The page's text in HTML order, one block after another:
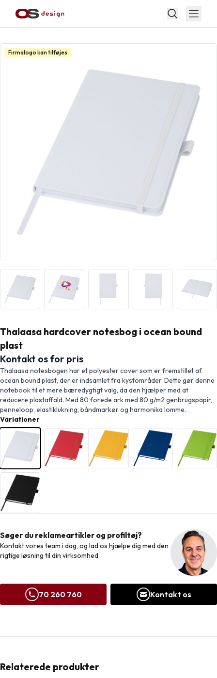
Firmalogo kan tilføjes
Thalaasa hardcover notesbog i ocean bound
plast
Kontakt os for pris
Thalaasa notesbogen har et polyester cover som er fremstillet af
ocean bound plast, der er indsamlet fra kystområder. Dette gør denne
notebook til et mere bæredygtigt valg, da den hjælper med at
reducere plastaffald. Med 80 forede ark med 80 g/m2 genbrugspapir,
penneloop, elastiklukning, båndmarkør og harmonika lomme.
Variationer
Søger du reklameartikler og profiltøj?
Kontakt vores team i dag, og lad os hjælpe dig med den
rigtige løsning til din virksomhed
70 260 760 Kontakt os
Relaterede produkter